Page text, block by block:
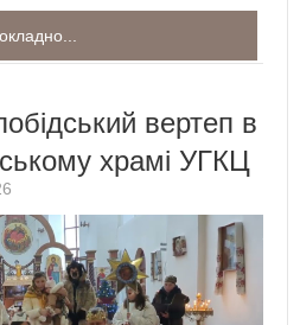
вертеп в
храмі УГКЦ